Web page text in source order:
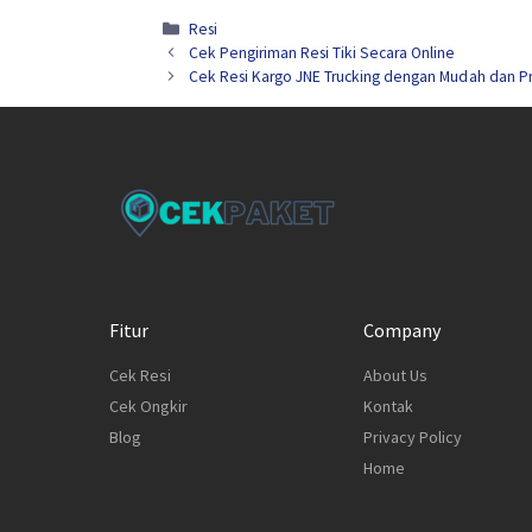
Kategori
Resi
Cek Pengiriman Resi Tiki Secara Online
Cek Resi Kargo JNE Trucking dengan Mudah dan
Fitur
Cek Resi
Cek Ongkir
Blog
Company
About Us
Kontak
Privacy Policy
Home